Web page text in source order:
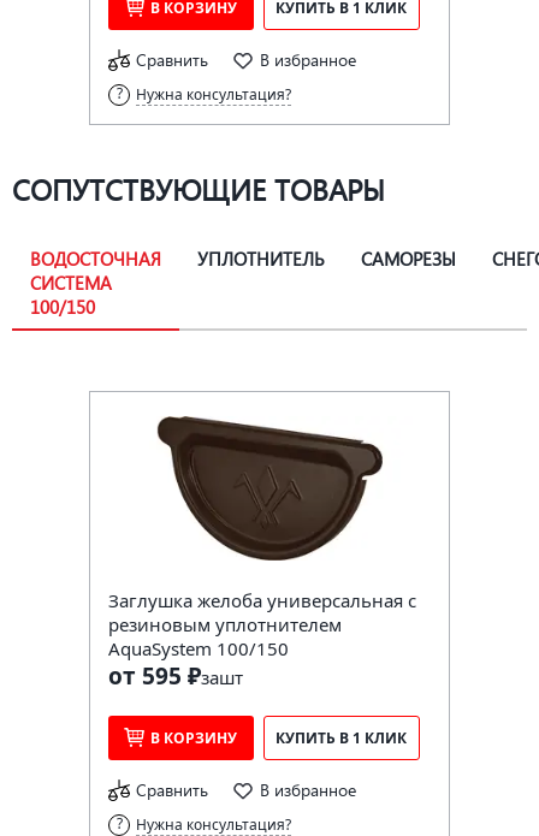
В КОРЗИНУ КУПИТЬ В 1 КЛИК
Сравнить В избранное
Нужна консультация?
СОПУТСТВУЮЩИЕ ТОВАРЫ
ВОДОСТОЧНАЯ
СИСТЕМА
100/150
УПЛОТНИТЕЛЬ САМОРЕЗЫ
Заглушка желоба универсальная с
резиновым уплотнителем
AquaSystem 100/150
от 595 ₽зашт
В КОРЗИНУ КУПИТЬ В 1 КЛИК
Сравнить В избранное
Нужна консультация?